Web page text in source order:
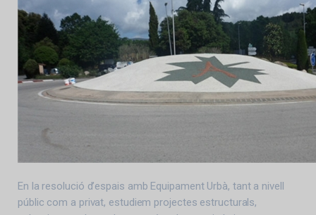
En la resolució d’espais amb Equipament Urbà, tant a nivell
públic com a privat, estudiem projectes estructurals,